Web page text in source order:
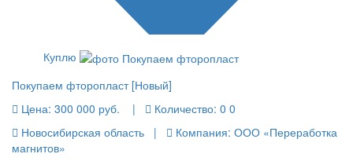
Куплю
Покупаем фторопласт [Новый]
Цена: 300 000 руб. | Количество: 0 0
Новосибирская область |
Компания: ООО «Переработка
магнитов»